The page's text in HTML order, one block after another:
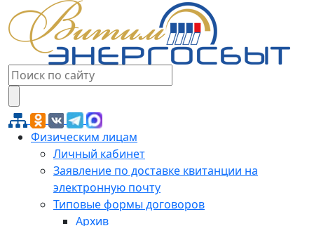
Физическим лицам
Личный кабинет
Заявление по доставке квитанции на
электронную почту
Типовые формы договоров
Архив